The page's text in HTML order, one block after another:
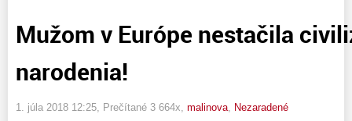
Mužom v Európe nestačila
narodenia!
1. júla 2018 12:25 , Prečítané 3 664x, malinova Nezaradené